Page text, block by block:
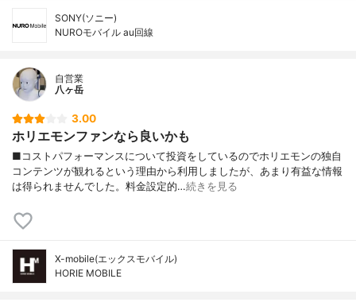
SONY(ソニー)
NUROモバイル au回線
自営業
八ヶ岳
3.00
ホリエモンファンなら良いかも
■コストパフォーマンスについて投資をしているのでホリエモンの独自
コンテンツが観れるという理由から利用しましたが、あまり有益な情報
は得られませんでした。料金設定的…続きを見る
X-mobile(エックスモバイル)
HORIE MOBILE